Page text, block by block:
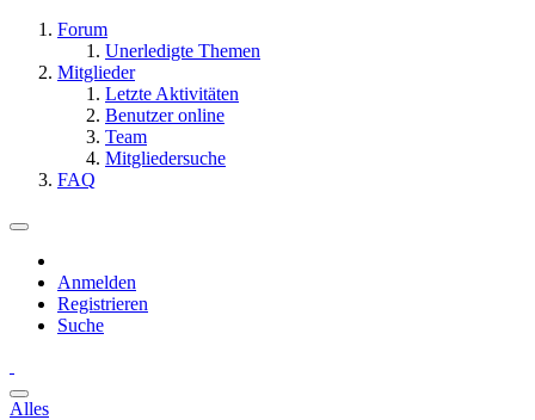
Forum
Unerledigte Themen
Mitglieder
Letzte Aktivitäten
Benutzer online
Team
Mitgliedersuche
FAQ
Anmelden
Registrieren
Suche
Alles